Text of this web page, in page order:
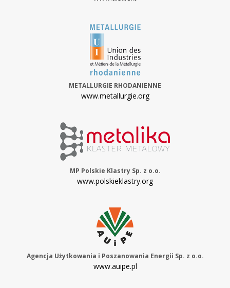
METALLURGIE RHODANIENNE
www.metallurgie.org
MP Polskie Klastry Sp. z o.o.
www.polskieklastry.org
Agencja Użytkowania i Poszanowania Energii Sp. z o.o.
www.auipe.pl